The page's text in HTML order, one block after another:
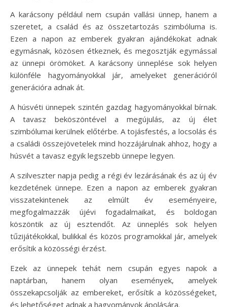
A karácsony például nem csupán vallási ünnep, hanem a
szeretet, a család és az összetartozás szimbóluma is.
Ezen a napon az emberek gyakran ajándékokat adnak
egymásnak, közösen étkeznek, és megosztják egymással
az ünnepi örömöket. A karácsony ünneplése sok helyen
különféle hagyományokkal jár, amelyeket generációról
generációra adnak át.
A húsvéti ünnepek szintén gazdag hagyományokkal bírnak.
A tavasz beköszöntével a megújulás, az új élet
szimbólumai kerülnek előtérbe. A tojásfestés, a locsolás és
a családi összejövetelek mind hozzájárulnak ahhoz, hogy a
húsvét a tavasz egyik legszebb ünnepe legyen.
A szilveszter napja pedig a régi év lezárásának és az új év
kezdetének ünnepe. Ezen a napon az emberek gyakran
visszatekintenek az elmúlt év eseményeire,
megfogalmazzák újévi fogadalmaikat, és boldogan
köszöntik az új esztendőt. Az ünneplés sok helyen
tűzijátékokkal, bulikkal és közös programokkal jár, amelyek
erősítik a közösségi érzést.
Ezek az ünnepek tehát nem csupán egyes napok a
naptárban, hanem olyan események, amelyek
összekapcsolják az embereket, erősítik a közösségeket,
és lehetőséget adnak a hagyományok ápolására.